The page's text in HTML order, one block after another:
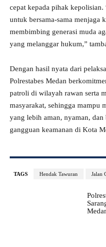
cepat kepada pihak
untuk bersama-sama menjaga
membimbing generasi muda
yang melanggar hukum,”
Dengan hasil nyata dari
Polrestabes Medan
patroli di wilayah rawan serta
masyarakat, sehingga mampu
yang lebih aman, nyaman, dan
gangguan keamanan di Kota
TAGS Hendak Tawuran Jalan